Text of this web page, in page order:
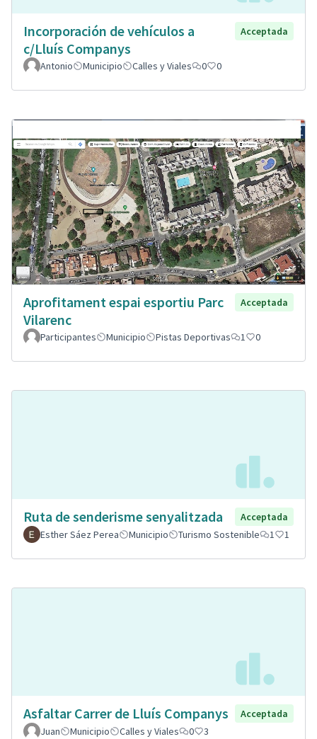
Incorporación de vehículos a
c/Lluís Companys
Acceptada
Antonio Municipio Calles y Viales 0 0
Aprofitament espai esportiu Parc
Vilarenc
Acceptada
Participantes Municipio Pistas Deportivas 1 0
Ruta de senderisme senyalitzada
Acceptada
Esther Sáez Perea
Municipio Turismo Sostenible 1 1
Asfaltar Carrer de Lluís Companys
Acceptada
Juan
Municipio Calles y Viales 0 3